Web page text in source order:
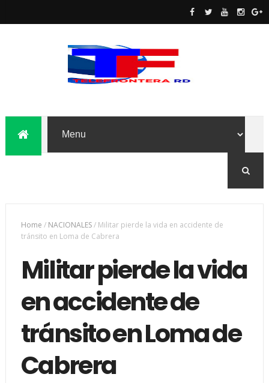
Home / NACIONALES/ Militar pierde la vida en accidente de
tránsito en Loma de Cabrera
Militar pierde la vida
en accidente de
tránsito en Loma de
Cabrera